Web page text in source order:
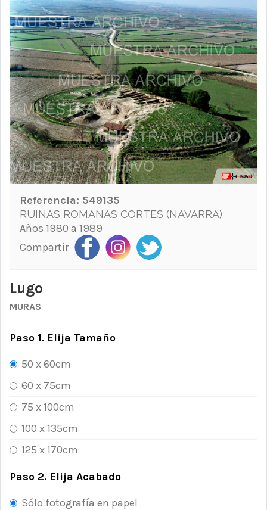
Referencia: 549135
RUINAS ROMANAS CORTES (NAVARRA)
Años 1980 a 1989
Compartir
Lugo
MURAS
Paso 1. Elija Tamaño
50 x 60cm
60 x 75cm
75 x 100cm
100 x 135cm
125 x 170cm
Paso 2. Elija Acabado
Sólo fotografía en papel